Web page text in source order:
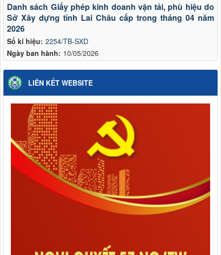
Số kí hiệu: 2254/TB-SXD
Ngày ban hành: 10/05/2026
Danh sách Giấy phép kinh doanh vận tải, phù hiệu do
Sở Xây dựng tỉnh Lai Châu cấp trong tháng 04 năm
2026
LIÊN KẾT WEBSITE